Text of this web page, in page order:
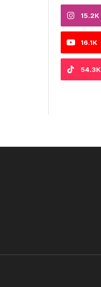
15.2K
16.1K
54.3K